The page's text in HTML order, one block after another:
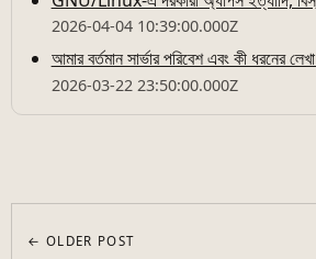
2026-04-04 10:39:00.000Z
আমার বর্তমান সার্ভার পরিবেশ এবং কী ধরনের
2026-03-22 23:50:00.000Z
← OLDER POST